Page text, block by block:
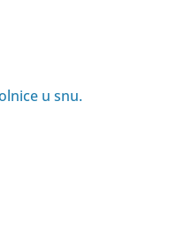
u snu.